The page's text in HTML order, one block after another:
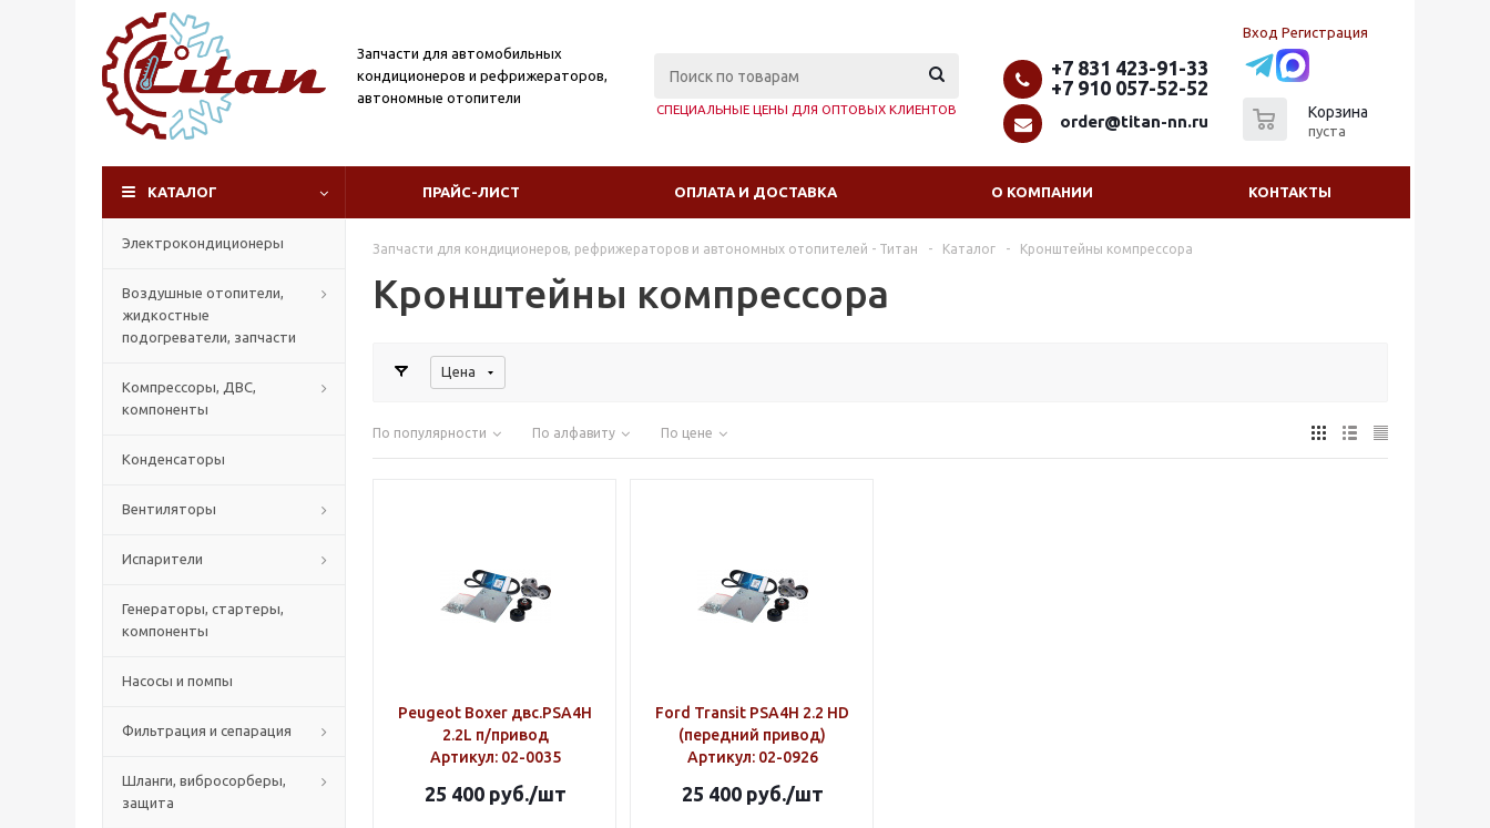
Запчасти для автомобильных
кондиционеров и рефрижераторов,
автономные отопители
СПЕЦИАЛЬНЫЕ ЦЕНЫ ДЛЯ ОПТОВЫХ КЛИЕНТОВ
+7 831 423-91-33
+7 910 057-52-52
order@titan-nn.ru
Вход Регистрация
Корзина
пуста
КАТАЛОГ ПРАЙС-ЛИСТ ОПЛАТА И ДОСТАВКА О КОМПАНИИ КОНТАКТЫ
Электрокондиционеры
Воздушные отопители,
жидкостные
подогреватели, запчасти
Компрессоры, ДВС,
компоненты
Конденсаторы
Вентиляторы
Испарители
Генераторы, стартеры,
компоненты
Насосы и помпы
Фильтрация и сепарация
Шланги, вибросорберы,
защита
Запчасти для кондиционеров, рефрижераторов и автономных отопителей - Титан - Каталог - Кронштейны компрессора
Кронштейны компрессора
Цена
По популярности По алфавиту По цене
Peugeot Boxer двс.PSA4H
2.2L п/привод
Артикул: 02-0035
25 400руб./шт
Ford Transit PSA4H 2.2 HD
(передний привод)
Артикул: 02-0926
25 400руб./шт